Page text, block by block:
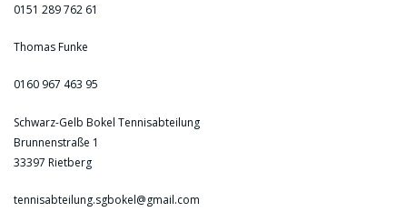
0151 289 762 61
Thomas Funke
0160 967 463 95
Schwarz-Gelb Bokel Tennisabteilung
Brunnenstraße 1
33397 Rietberg
tennisabteilung.sgbokel@gmail.com